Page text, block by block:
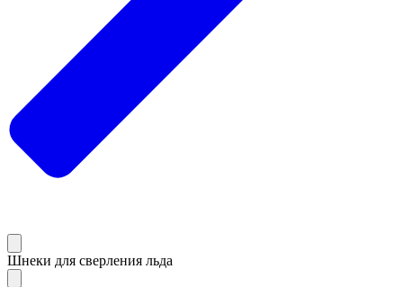
Шнеки для сверления льда